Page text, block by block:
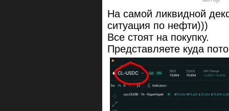
На самой ликвидной
ситуация по нефти)))
Все стоят на покупку.
Представляете куда